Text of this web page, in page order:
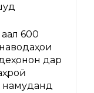
600
дар